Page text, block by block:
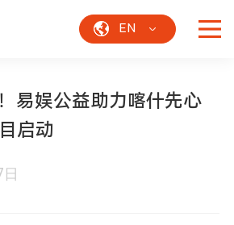
EN
易娱公益助力喀什先心
启动